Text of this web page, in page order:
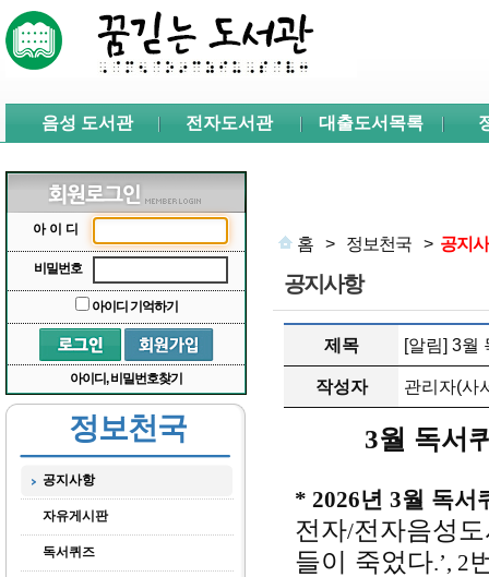
주메뉴 바로가기
서브메뉴 바로가기
음성 도서관 전자도서관 대출도서목록
아이디
비밀번호
아이디 기억하기
아이디, 비밀번호찾기
정보천국
공지사항
자유게시판
독서퀴즈
홈 > 정보천국 > 공지
공지사항
제목 [알림] 3월
작성자 관리자(사
3월 독서
* 2026년 3월 독서
전자/전자음성
들이 죽었다.’, 2